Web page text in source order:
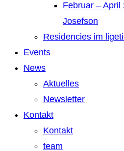
Februar –
Josefson
Residencies im
Events
News
Aktuelles
Newsletter
Kontakt
Kontakt
team